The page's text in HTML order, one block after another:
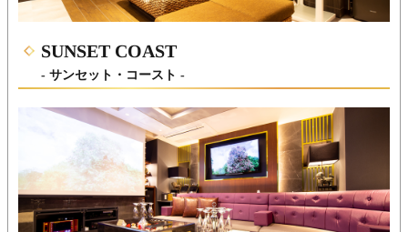
SUNSET COAST
- サンセット・コースト -